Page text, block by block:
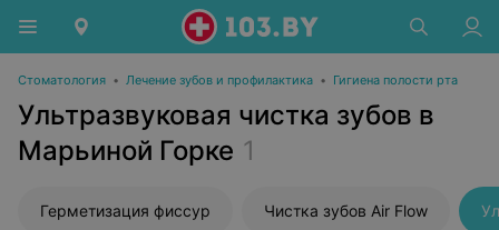
Стоматология • Лечение зубов и профилактика • Гигиена полости рта
Ультразвуковая чистка зубов в
Марьиной Горке 1
Герметизация фиссур Чистка зубов Air Flow